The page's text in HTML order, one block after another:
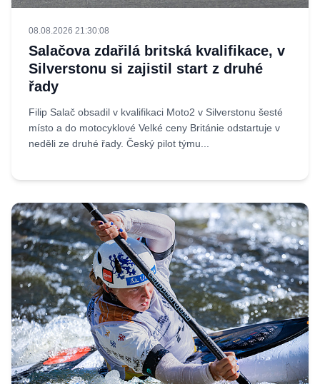
08.08.2026 21:30:08
Salačova zdařilá britská kvalifikace, v
Silverstonu si zajistil start z druhé
řady
Filip Salač obsadil v kvalifikaci Moto2 v Silverstonu šesté
místo a do motocyklové Velké ceny Británie odstartuje v
neděli ze druhé řady. Český pilot týmu...